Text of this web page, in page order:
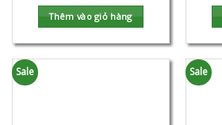
Thêm vào giỏ hàng
Sale Sale